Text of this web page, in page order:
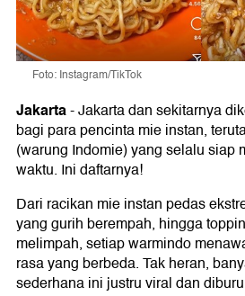
Foto: Instagram/TikTok
Jakarta-Jakarta dan sekitarnya
bagi para pencinta mie instan,
(warung Indomie) yang selalu siap
waktu. Ini daftarnya!
Dari racikan mie instan pedas
yang gurih berempah, hingga
melimpah, setiap warmindo
rasa yang berbeda. Tak heran,
sederhana ini justru viral dan